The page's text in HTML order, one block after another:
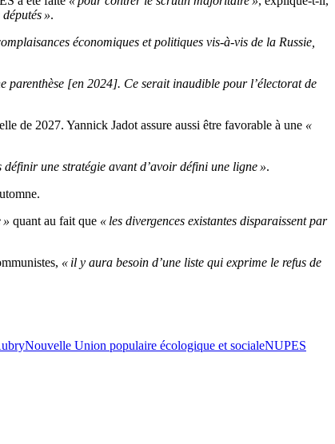
».
économiques et politiques vis-à-vis de la Russie,
parenthèse [en 2024]. Ce serait inaudible pour l’électorat de
de 2027. Yannick Jadot assure aussi être favorable à une «
définir une stratégie avant d’avoir défini une ligne ».
» quant au fait que « les divergences existantes disparaissent par
« il y aura besoin d’une liste qui exprime le refus de
Nouvelle Union populaire écologique et socialeNUPES